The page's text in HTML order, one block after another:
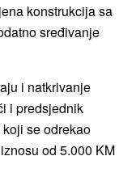
konstrukcija sa
sređivanje
i natkrivanje
i predsjednik
se odrekao
od 5.000 KM